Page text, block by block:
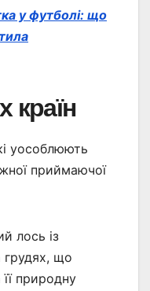
у футболі: що
країн
уособлюють
приймаючої
лось із
грудях, що
природну